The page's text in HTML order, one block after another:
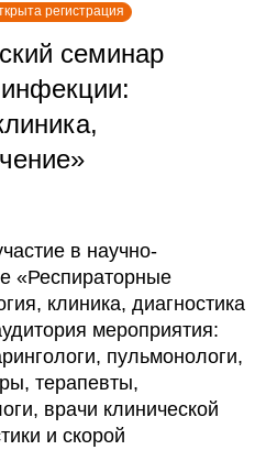
регистрация
семинар
в научно-
«Респираторные
клиника, диагностика
мероприятия:
пульмонологи,
терапевты,
врачи клинической
и скорой